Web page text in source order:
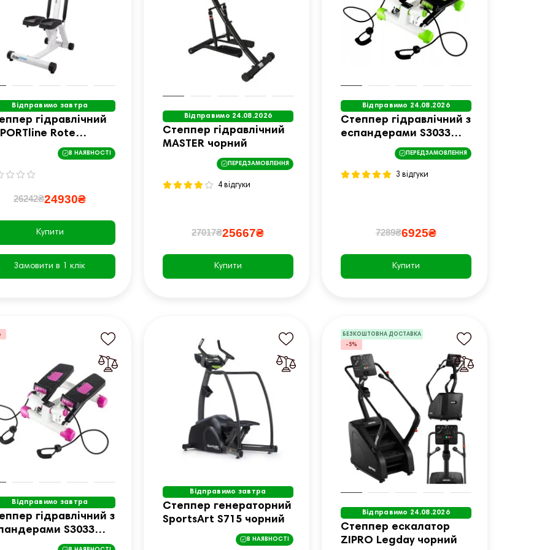
Відправимо завтра
гідравлічний
Rote
В НАЯВНОСТІ
26242₴24930₴
Купити
Замовити в 1 клік
Відправимо 24.08.2026
Степпер гідравлічний
MASTER чорний
ПЕРЕДЗАМОВЛЕННЯ
4 відгуки
27017₴25667₴
Купити
Відправимо 24.08.2026
Степпер гідравлічний з
еспандерами S3033
HMS біло-зелений
ПЕРЕДЗАМОВЛЕННЯ
3 відгуки
7289₴6925₴
Купити
Відправимо завтра
гідравлічний з
S3033
біло-рожевий
Відправимо завтра
Степпер генераторний
SportsArt S715 чорний
В НАЯВНОСТІ
БЕЗКОШТОВНА ДОСТАВКА
-5%
Відправимо 24.08.2026
Степпер ескалатор
ZIPRO Legday чорний